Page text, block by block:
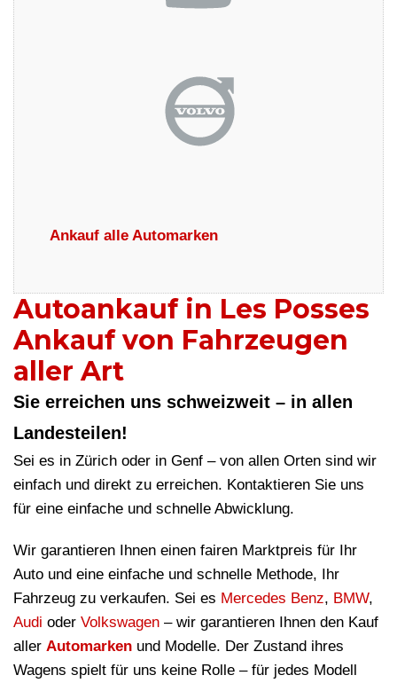
Ankauf alle Automarken
Autoankauf in Les Posses
Ankauf von Fahrzeugen
aller Art
Sie erreichen uns schweizweit – in allen
Landesteilen!
Sei es in Zürich oder in Genf – von allen Orten sind wir
einfach und direkt zu erreichen. Kontaktieren Sie uns
für eine einfache und schnelle Abwicklung.
Wir garantieren Ihnen einen fairen Marktpreis für Ihr
Auto und eine einfache und schnelle Methode, Ihr
Fahrzeug zu verkaufen. Sei es Mercedes Benz, BMW,
Audi oder Volkswagen – wir garantieren Ihnen den Kauf
aller Automarken und Modelle. Der Zustand ihres
Wagens spielt für uns keine Rolle – für jedes Modell